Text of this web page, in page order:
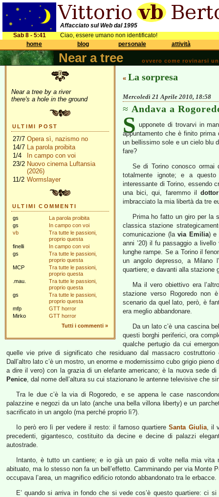
Affacciato sul Web dal 1995
Sab 8 - 5:41
Ciao, essere umano non identificato!
home
blog personale attività
Near a tree ovvero come rovinarsi
Near a tree by a river
there's a hole in the ground
ULTIMI POST
27/7 Opera sì, nazismo no
14/7 La parola proibita
1/4
In campo con voi
23/2 Nuovo cinema Luftansia
(2026)
11/2 Wormslayer
ULTIMI COMMENTI
gs
La parola proibita
gs
In campo con voi
vb
Tra tutte le passioni,
proprio questa
finelli
In campo con voi
gs
Tra tutte le passioni,
proprio questa
MCP
Tra tutte le passioni,
proprio questa
.mau.
Tra tutte le passioni,
proprio questa
gs
Tra tutte le passioni,
proprio questa
mfp
GTT horror
Mirko
GTT horror
Tutti i commenti »
« La sorpresa
Mercoledì 21 Aprile 2010, 18:58
Andava a
S upponete di trovarvi in
appuntamento che è finito prima
un bellissimo sole e un cielo blu
fare?
Se di Torino conosco ormai
totalmente ignote; e a
interessante di Torino, essendo
una bici, qui, faremmo il
imbracciato la mia libertà da tre
Prima ho fatto un giro per la
classica stazione
comunicazione (lavia Emilia) e
anni ’20) il fu passaggio a
lunghe rampe. Se a Torino il
un angolo depresso, a Milano
quartiere; e davanti alla stazione
Ma il vero obiettivo era
stazione verso Rogoredo non
scenario da quel lato, però, è
era meglio abbandonare.
Da un lato c’è una cascina
questi borghi periferici, ora
qualche pertugio da cui
quelle vie prive di significato che residuano dal massacro
Dall’altro lato c’è un mostro, un enorme e modernissimo cubo grigio
a dire il vero) con la grazia di un elefante americano; è la nuova sede di
Penice, dal nome dell’altura su cui stazionano le antenne televisive che
Tra le due c’è la via di Rogoredo, e se appena le case
palazzine e negozi da un lato (anche una bella villona liberty) e un
sacrificato in un angolo (ma perché proprio lì?).
Io però ero lì per vedere il resto: il famoso quartiereSanta Giulia, il
precedenti, gigantesco, costituito da decine e decine di palazzi
autostrade.
Intanto, è tutto un cantiere; e io già un paio di volte nella mia
abituato, ma lo stesso non fa un bell’effetto. Camminando per via Monte
occupava l’area, un magnifico edificio rotondo abbandonato tra le erbacce.
E’ quando si arriva in fondo che si vede cos’è questo quartiere: ci